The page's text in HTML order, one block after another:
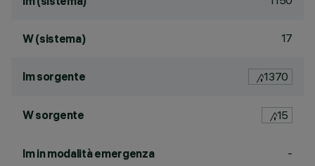
W (sistema) 17
lm sorgente 1370
W sorgente 15
lm in modalità emergenza -